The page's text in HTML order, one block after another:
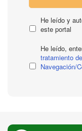
He leído y
este portal
He leído,
tratamiento
Navegación/